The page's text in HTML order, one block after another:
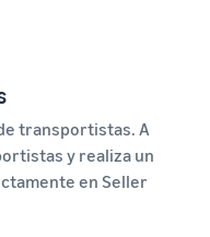
transportistas. A
y realiza un
en Seller